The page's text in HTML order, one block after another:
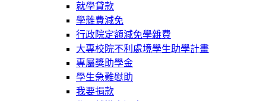
就學貸款
學雜費減免
行政院定額減免學雜費
大專校院不利處境學生助學計畫
專屬獎助學金
學生急難慰助
我要捐款